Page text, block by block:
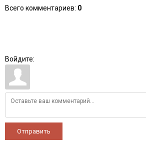
Всего комментариев: 0
Войдите:
Отправить